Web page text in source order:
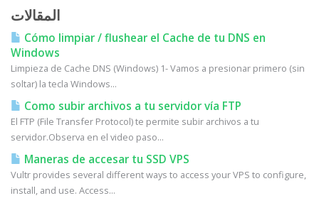
المقالات
Cómo limpiar / flushear el Cache de tu DNS en
Windows
Limpieza de Cache DNS (Windows) 1- Vamos a presionar primero (sin
soltar) la tecla Windows...
Como subir archivos a tu servidor vía FTP
El FTP (File Transfer Protocol) te permite subir archivos a tu
servidor.Observa en el video paso...
Maneras de accesar tu SSD VPS
Vultr provides several different ways to access your VPS to configure,
install, and use. Access...